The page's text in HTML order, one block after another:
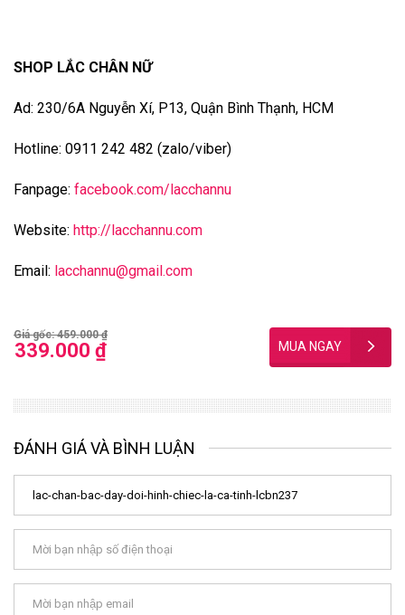
SHOP LẮC CHÂN NỮ
Ad: 230/6A Nguyễn Xí, P13, Quận Bình Thạnh, HCM
Hotline: 0911 242 482 (zalo/viber)
Fanpage: facebook.com/lacchannu
Website: http://lacchannu.com
Email: lacchannu@gmail.com
Giá gốc: 459.000 ₫
339.000 ₫
ĐÁNH GIÁ VÀ BÌNH LUẬN